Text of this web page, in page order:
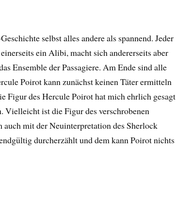
selbst alles andere als spannend. Jeder
ein Alibi, macht sich andererseits aber
Ensemble der Passagiere. Am Ende sind alle
Poirot kann zunächst keinen Täter ermitteln
Figur des Hercule Poirot hat mich ehrlich gesagt
Vielleicht ist die Figur des verschrobenen
mit der Neuinterpretation des Sherlock
durcherzählt und dem kann Poirot nichts